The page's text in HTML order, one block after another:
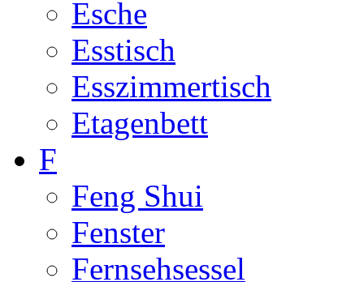
Esche
Esstisch
Esszimmertisch
Etagenbett
F
Feng Shui
Fenster
Fernsehsessel